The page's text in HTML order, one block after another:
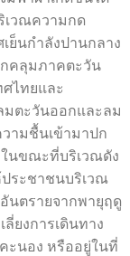
เวณความกด
ย็นกำลังปานกลาง
คลุมภาคตะวัน
ศไทยและ
มตะวันออกและลม
ามชื้นเข้ามาปก
นขณะที่บริเวณดัง
ระชาชนบริเวณ
นตรายจากพายุฤดู
ยงการเดินทาง
ะนอง หรืออยู่ในที่